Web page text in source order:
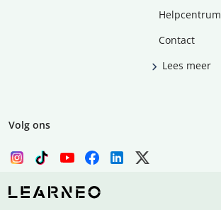
Helpcentrum
Contact
Lees meer
Volg ons